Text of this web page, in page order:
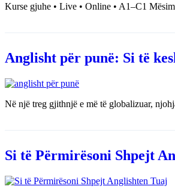
Kurse gjuhe • Live • Online • A1–C1
Anglisht për punë: Si të
Në një treg gjithnjë e më të globalizuar,
Si të Përmirësoni Shpejt